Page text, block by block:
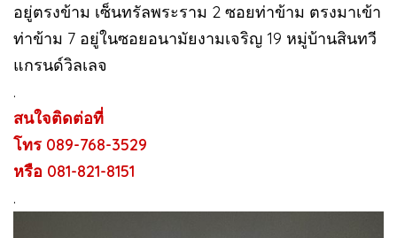
อยู่ตรงข้าม เซ็นทรัลพระราม 2 ซอยท่าข้าม ตรงมาเข้า
ท่าข้าม 7 อยู่ในซอยอนามัยงามเจริญ 19 หมู่บ้านสินทวี
แกรนด์วิลเลจ
.
สนใจติดต่อที่
โทร 089-768-3529
หรือ 081-821-8151
.